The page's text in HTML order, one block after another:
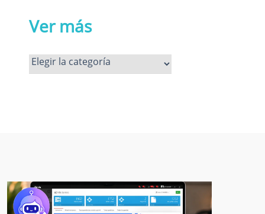
Ver más
Ver
más